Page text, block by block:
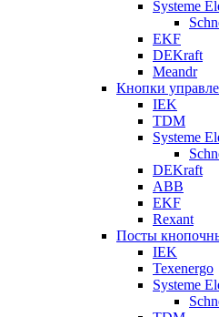
Systeme
EKF
DEKraft
Meandr
Кнопки
IEK
TDM
Systeme
DEKraft
ABB
EKF
Rexant
Посты
IEK
Texenergo
Systeme